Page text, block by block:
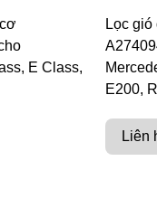
E Class,
Lọc
E200,
Liên